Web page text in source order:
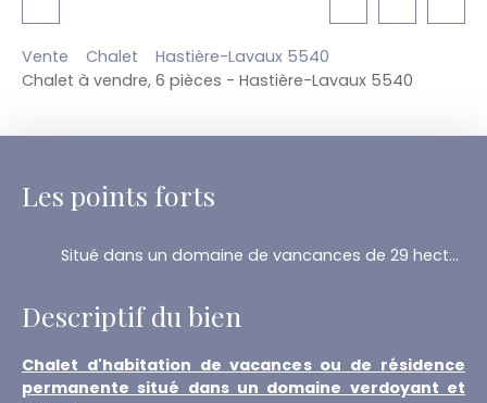
Vente Chalet
Hastière-Lavaux 5540
Chalet à vendre, 6 pièces - Hastière-Lavaux 5540
Les points forts
Situé dans un domaine de vancances de 29 hectares dans un cadre verdoyan
Descriptif du bien
Chalet d'habitation de vacances ou de résidence
permanente situé dans un domaine verdoyant et